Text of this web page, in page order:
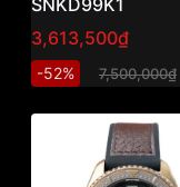
SNKD99K1
3,613,500₫
-52% 7,500,000₫